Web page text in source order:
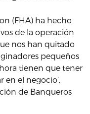
(FHA) ha hecho
de la operación
nos han quitado
pequeños
tienen que tener
el negocio’,
de Banqueros